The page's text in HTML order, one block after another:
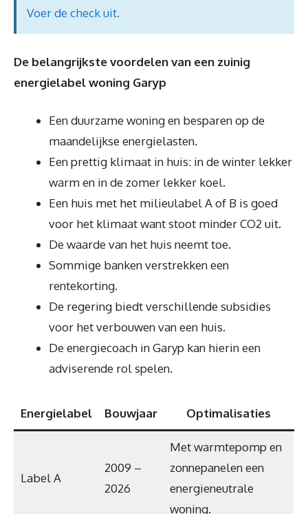
Voer de check uit.
De belangrijkste voordelen van een zuinig
energielabel woning Garyp
Een duurzame woning en besparen op de
maandelijkse energielasten.
Een prettig klimaat in huis: in de winter lekker
warm en in de zomer lekker koel.
Een huis met het milieulabel A of B is goed
voor het klimaat want stoot minder CO2 uit.
De waarde van het huis neemt toe.
Sommige banken verstrekken een
rentekorting.
De regering biedt verschillende subsidies
voor het verbouwen van een huis.
De energiecoach in Garyp kan hierin een
adviserende rol spelen.
Energielabel Bouwjaar Optimalisaties
Label A
2009 –
2026
Met warmtepomp en
zonnepanelen een
energieneutrale
woning.